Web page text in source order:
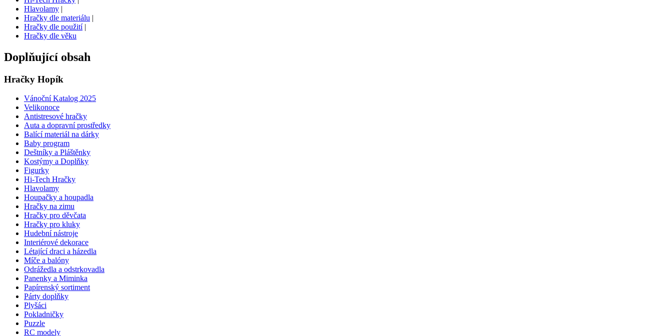
Hlavolamy |
Hračky dle materiálu |
Hračky dle použití|
Hračky dle věku
Doplňující obsah
Hračky Hopík
Vánoční Katalog 2025
Velikonoce
Antistresové hračky
Auta a dopravní prostředky
Balící materiál na dárky
Baby program
Deštníky a Pláštěnky
Kostýmy a Doplňky
Figurky
Hi-Tech Hračky
Hlavolamy
Houpačky a houpadla
Hračky na zimu
Hračky pro děvčata
Hračky pro kluky
Hudební nástroje
Interiérové dekorace
Létající draci a házedla
Míče a balóny
Odrážedla a odstrkovadla
Panenky a Miminka
Papírenský sortiment
Párty doplňky
Plyšáci
Pokladničky
Puzzle
RC modely